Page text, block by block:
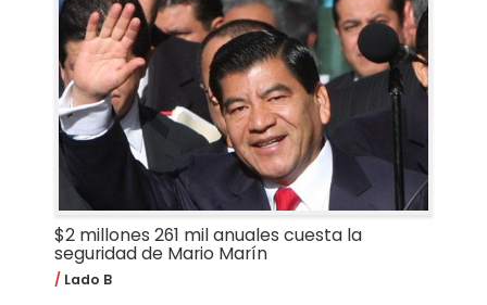
$2 millones 261 mil anuales cuesta la
seguridad de Mario Marín
Lado B